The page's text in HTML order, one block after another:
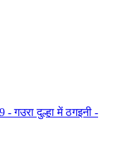
गउरा दुल्हा में ठगइनी -